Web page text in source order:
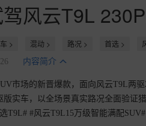
风云T9L
> 混动 > 路况 > 首选 >
内容简介
市场的新晋爆款，面向风云T9L两
版实车，以全场景真实路况全面验证
T9L# #风云T9L15万级智能满配